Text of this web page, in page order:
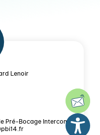
Lenoir
Pré-Bocage Intercom